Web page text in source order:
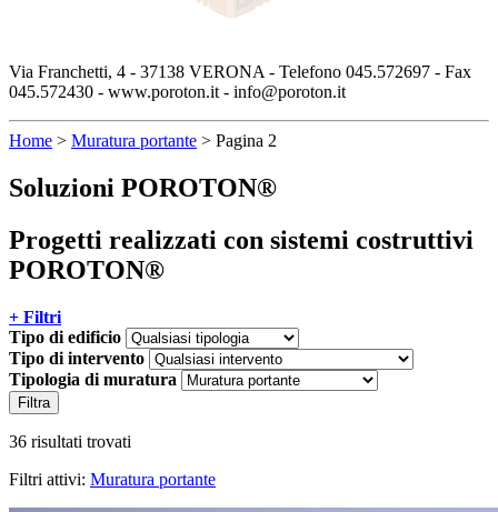
Via Franchetti, 4 - 37138 VERONA - Telefono 045.572697 - Fax
045.572430 - www.poroton.it - info@poroton.it
Home > Muratura portante > Pagina 2
Soluzioni POROTON®
Progetti realizzati con sistemi costruttivi
POROTON®
+ Filtri
Tipo di edificio
Tipo di intervento
Tipologia di muratura
Filtra
36 risultati trovati
Filtri attivi: Muratura portante